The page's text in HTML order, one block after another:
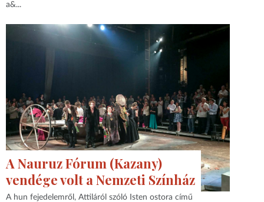
a&...
A Nauruz Fórum (Kazany)
vendége volt a Nemzeti Színház
A hun fejedelemről, Attiláról szóló Isten ostora című